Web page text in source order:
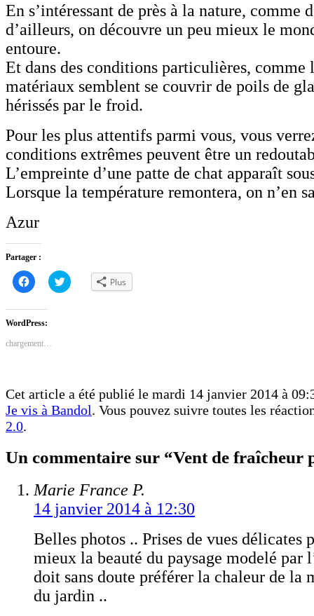
En s’intéressant de près à la nature, comme
d’ailleurs, on découvre un peu mieux le
entoure.
Et dans des conditions particulières, comme
matériaux semblent se couvrir de poils de
hérissés par le froid.
Pour les plus attentifs parmi vous, vous
conditions extrêmes peuvent être un
L’empreinte d’une patte de chat apparaît
Lorsque la température remontera, on n’en
Azur
Partager :
Cliquez
pour
partager
Facebook(ouvre
dans
une
fenêtre)
Cliquez
pour Plus
WordPress:
chargement…
Cet article a été publié le mardi 14 janvier 2014 à
Je vis à Bandol. Vous pouvez suivre toutes les
2.0.
Un commentaire sur “Vent de fraîcheur
Marie France P.
14 janvier 2014 à 12:30
Belles photos .. Prises de vues délicates
mieux la beauté du paysage modelé par
doit sans doute préférer la chaleur de la
du jardin ..